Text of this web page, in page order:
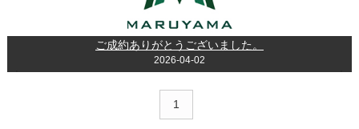
ご成約ありがとうございました。
2026-04-02
1